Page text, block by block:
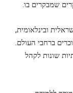
שמבקרים בו.
ובינלאומית,
ברחבי העולם.
שונות לקהל